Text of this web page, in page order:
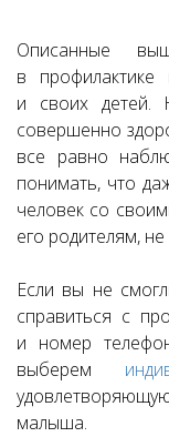
Описанные
в
и своих детей.
совершенно
все равно
понимать, что
человек со
его родителям, не
Если вы не
справиться с
и номер
выберем
малыша.